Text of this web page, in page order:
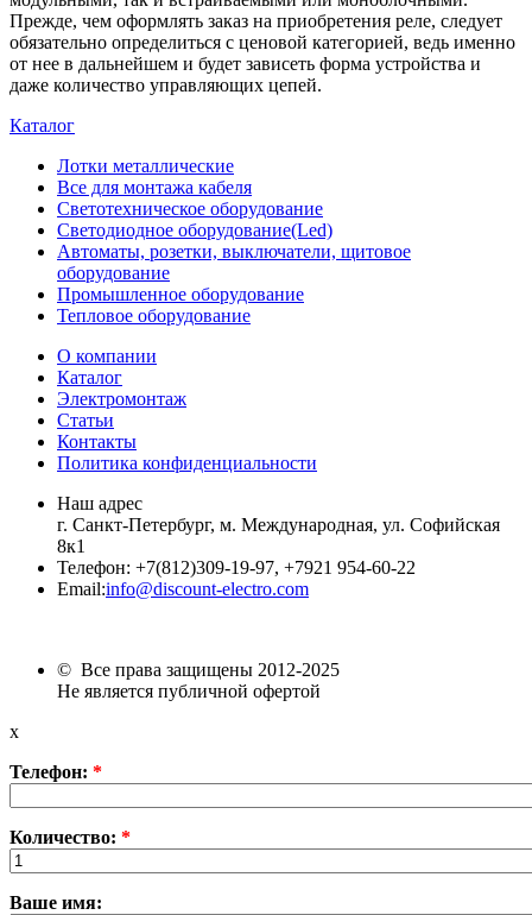
Прежде, чем оформлять заказ на приобретения реле, следует
обязательно определиться с ценовой категорией, ведь именно
от нее в дальнейшем и будет зависеть форма устройства и
даже количество управляющих цепей.
Каталог
Лотки металлические
Все для монтажа кабеля
Светотехническое оборудование
Светодиодное оборудование(Led)
Автоматы, розетки, выключатели, щитовое
оборудование
Промышленное оборудование
Тепловое оборудование
О компании
Каталог
Электромонтаж
Статьи
Контакты
Политика конфиденциальности
Наш адрес
г. Санкт-Петербург, м. Международная, ул. Софийская
8к1
Телефон: +7(812)309-19-97, +7921 954-60-22
Email:info@discount-electro.com
© Все права защищены 2012-2025
Не является публичной офертой
x
Телефон: *
Количество: *
Ваше имя: